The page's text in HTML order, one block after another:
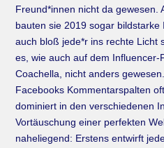
Freund*innen nicht da gewesen.
bauten sie 2019 sogar
auch bloß jede*r ins rechte Licht
es, wie auch auf dem Influencer­-
Coachella, nicht anders
Facebooks Kommentarspalten
domi­niert in den verschiedenen
Vortäuschung einer perfekten
naheliegend: Erstens entwirft